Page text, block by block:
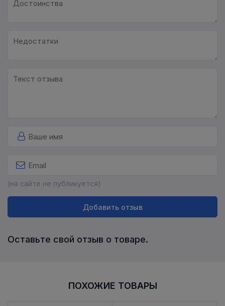
(на сайте не публикуется)
Добавить отзыв
Оставьте свой отзыв о товаре.
ПОХОЖИЕ ТОВАРЫ